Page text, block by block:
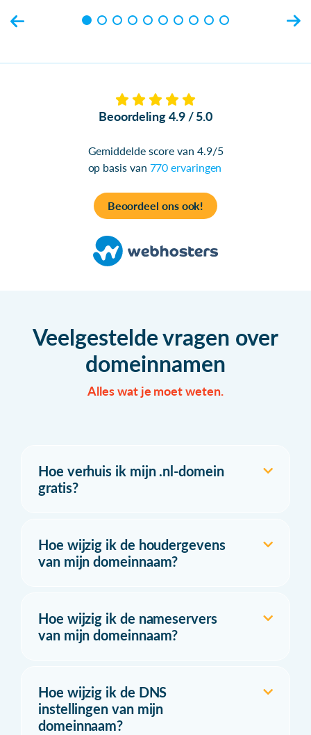
Beoordeling 4.9 / 5.0
Gemiddelde score van 4.9/5
op basis van 770 ervaringen
Beoordeel ons ook!
Veelgestelde vragen over
domeinnamen
Alles wat je moet weten.
Hoe verhuis ik mijn .nl-domein
gratis?
Hoe wijzig ik de houdergevens
van mijn domeinnaam?
Hoe wijzig ik de nameservers
van mijn domeinnaam?
Hoe wijzig ik de DNS
instellingen van mijn
domeinnaam?